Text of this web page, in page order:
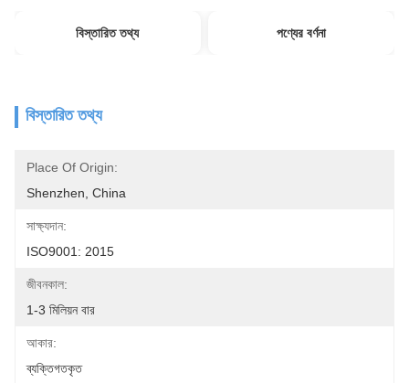
বিস্তারিত তথ্য পণ্যের বর্ণনা
বিস্তারিত তথ্য
Place Of Origin:
Shenzhen, China
সাক্ষ্যদান:
ISO9001: 2015
জীবনকাল:
1-3 মিলিয়ন বার
আকার:
ব্যক্তিগতকৃত